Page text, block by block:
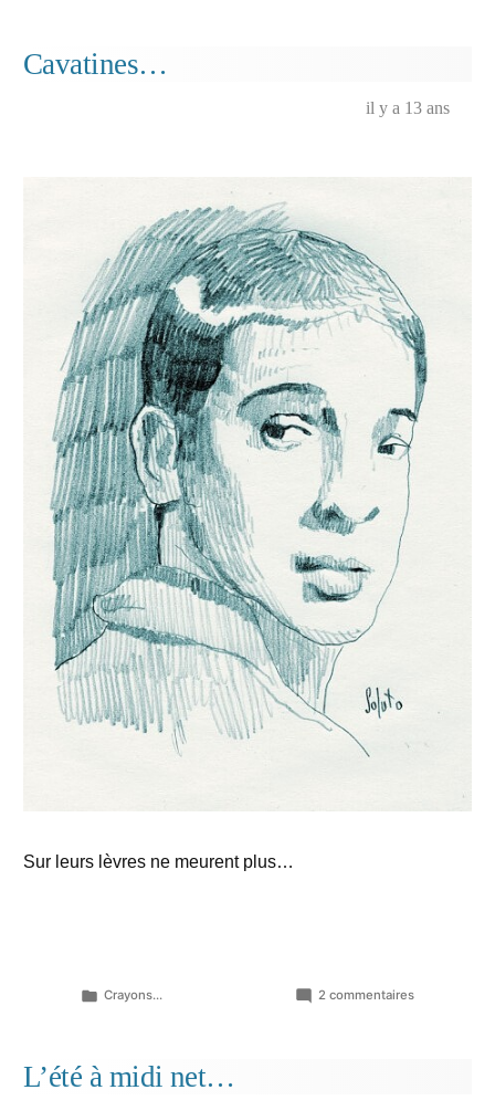
Cavatines…
il y a 13 ans
Sur leurs lèvres ne meurent plus…
Publié
Crayons... 2 commentairessur
L’été à midi net…